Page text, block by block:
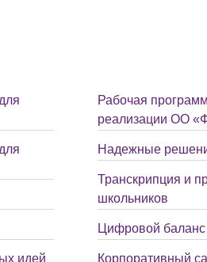
идей
Рабочая
реализации ОО
Надежные
Транскрипция и
школьников
Цифровой баланс
Корпоративный